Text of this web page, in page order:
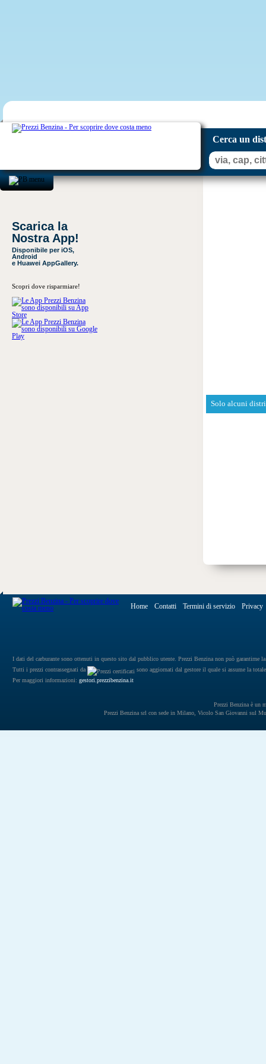
Cerca un
Scarica la
Nostra App!
Disponibile per iOS,
Android
e Huawei AppGallery.
Scopri dove risparmiare!
Solo alcuni
Home Contatti Termini di servizio Privacy
I dati del carburante sono ottenuti in questo sito dal pubblico utente. Prezzi Benzina non può garantirne
Tutti i prezzi contrassegnati da
sono aggiornati dal gestore il quale si assume la
Per maggiori informazioni: gestori.prezzibenzina.it
Prezzi Benzina è un
Prezzi Benzina srl con sede in Milano, Vicolo San Giovanni sul